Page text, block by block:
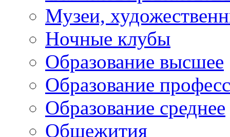
Музеи,
Ночные клубы
Образование высшее
Образование
Образование среднее
Общежития